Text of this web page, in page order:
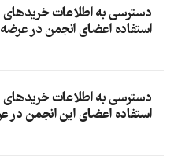
دسترسی به اطلاعات خریدهای
استفاده اعضای انجمن در
دسترسی به اطلاعات خریدهای
استفاده اعضای این انجمن در